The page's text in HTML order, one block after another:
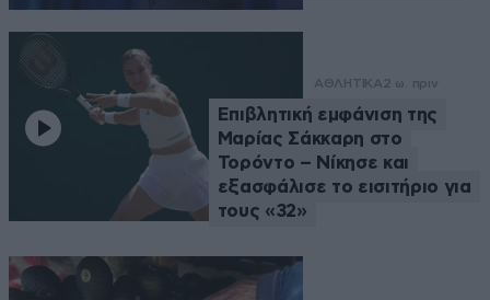
ΑΘΛΗΤΙΚΑ2 ω. πριν
Επιβλητική εμφάνιση της
Μαρίας Σάκκαρη στο
Τορόντο – Νίκησε και
εξασφάλισε το εισιτήριο για
τους «32»